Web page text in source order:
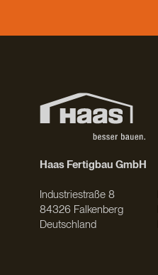
Haas Fertigbau GmbH
Industriestraße 8
84326 Falkenberg
Deutschland